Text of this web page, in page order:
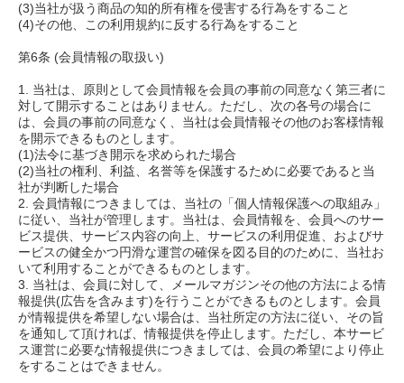
(3)当社が扱う商品の知的所有権を侵害する行為をすること
(4)その他、この利用規約に反する行為をすること
第6条 (会員情報の取扱い)
1. 当社は、原則として会員情報を会員の事前の同意なく第三者に
対して開示することはありません。ただし、次の各号の場合に
は、会員の事前の同意なく、当社は会員情報その他のお客様情報
を開示できるものとします。
(1)法令に基づき開示を求められた場合
(2)当社の権利、利益、名誉等を保護するために必要であると当
社が判断した場合
2. 会員情報につきましては、当社の「個人情報保護への取組み」
に従い、当社が管理します。当社は、会員情報を、会員へのサー
ビス提供、サービス内容の向上、サービスの利用促進、およびサ
ービスの健全かつ円滑な運営の確保を図る目的のために、当社お
いて利用することができるものとします。
3. 当社は、会員に対して、メールマガジンその他の方法による情
報提供(広告を含みます)を行うことができるものとします。会員
が情報提供を希望しない場合は、当社所定の方法に従い、その旨
を通知して頂ければ、情報提供を停止します。ただし、本サービ
ス運営に必要な情報提供につきましては、会員の希望により停止
をすることはできません。